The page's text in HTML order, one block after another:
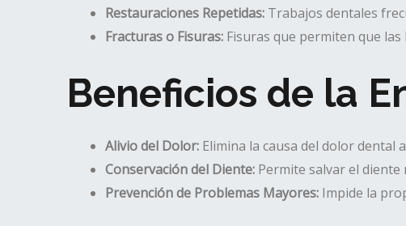
Restauraciones Repetidas: Trabajos dentales
Fracturas o Fisuras: Fisuras que permiten que
Beneficios de la
Alivio del Dolor: Elimina la causa del dolor dental
Conservación del Diente: Permite salvar el diente
Prevención de Problemas Mayores: Impide la